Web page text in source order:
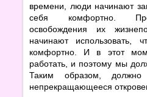
времени, люди начинают
себя комфортно.
освобождения их
начинают использовать,
комфортно. И в этот
работать, и поэтому мы
Таким образом, должно
непрекращающееся